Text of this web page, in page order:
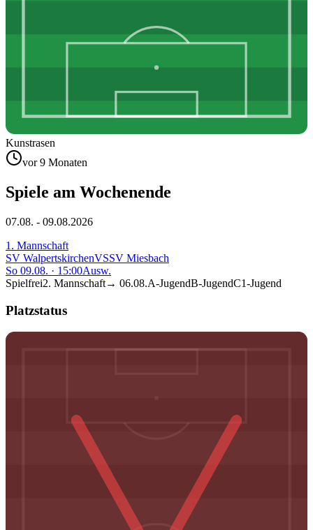
Kunstrasen
vor 9 Monaten
Spiele am Wochenende
07.08. - 09.08.2026
1. Mannschaft
SV WalpertskirchenVSSV Miesbach
So 09.08. · 15:00Ausw.
Spielfrei2. Mannschaft→ 06.08.A-JugendB-JugendC1-Jugend
Platzstatus